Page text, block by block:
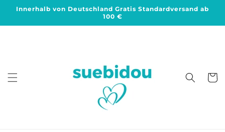
zum
Innerhalb von Deutschland Gratis Standardversand ab
100 €